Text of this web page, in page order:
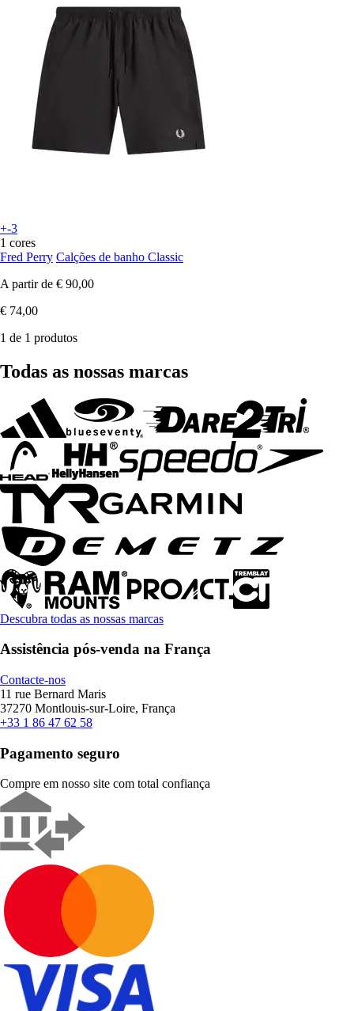
+-3
1 cores
Fred Perry Calções de banho Classic
A partir de € 90,00
€ 74,00
1 de 1 produtos
Todas as nossas marcas
Descubra todas as nossas marcas
Assistência pós-venda na França
Contacte-nos
11 rue Bernard Maris
37270 Montlouis-sur-Loire, França
+33 1 86 47 62 58
Pagamento seguro
Compre em nosso site com total confiança